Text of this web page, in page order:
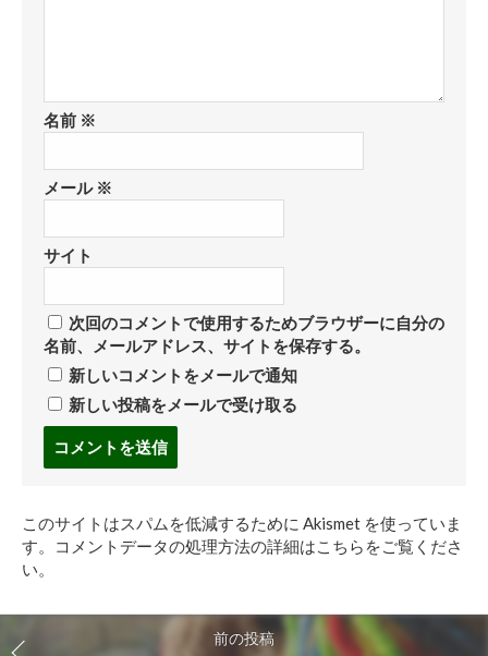
名前 ※
メール ※
サイト
次回のコメントで使用するためブラウザーに自分の
名前、メールアドレス、サイトを保存する。
新しいコメントをメールで通知
新しい投稿をメールで受け取る
す
る
このサイトはスパムを低減するために Akismet を使っていま
す。
コメントデータの処理方法の詳細はこちらをご覧くださ
い。
前の投稿